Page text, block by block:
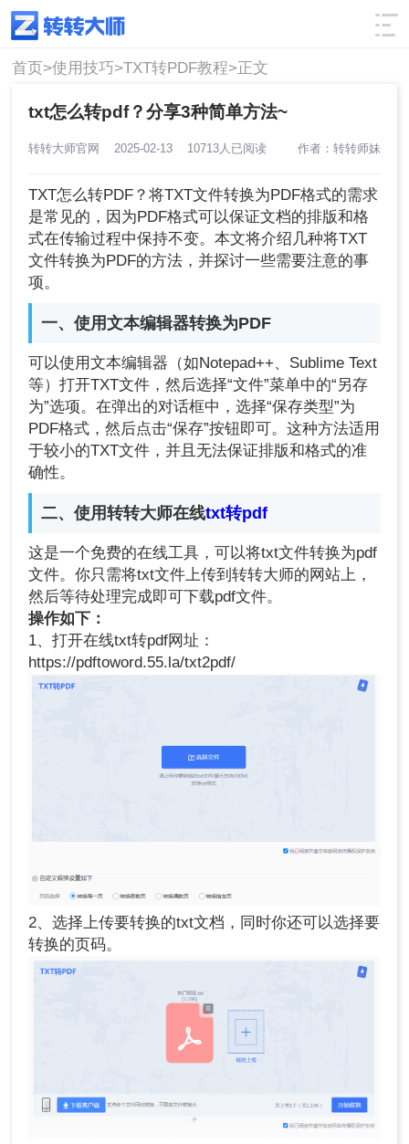
使用技巧 筛选
首页>使用技巧>TXT转PDF教程>正文
txt怎么转pdf？分享3种简单方法~
转转大师官网 2025-02-13 10713人已阅读 作者：转转师妹
TXT怎么转PDF？将TXT文件转换为PDF格式的需求
是常见的，因为PDF格式可以保证文档的排版和格
式在传输过程中保持不变。本文将介绍几种将TXT
文件转换为PDF的方法，并探讨一些需要注意的事
项。
一、使用文本编辑器转换为PDF
可以使用文本编辑器（如Notepad++、Sublime Text
等）打开TXT文件，然后选择“文件”菜单中的“另存
为”选项。在弹出的对话框中，选择“保存类型”为
PDF格式，然后点击“保存”按钮即可。这种方法适用
于较小的TXT文件，并且无法保证排版和格式的准
确性。
二、使用转转大师在线txt转pdf
这是一个免费的在线工具，可以将txt文件转换为pdf
文件。你只需将txt文件上传到转转大师的网站上，
然后等待处理完成即可下载pdf文件。
操作如下：
1、打开在线txt转pdf网址：
https://pdftoword.55.la/txt2pdf/
2、选择上传要转换的txt文档，同时你还可以选择要
转换的页码。